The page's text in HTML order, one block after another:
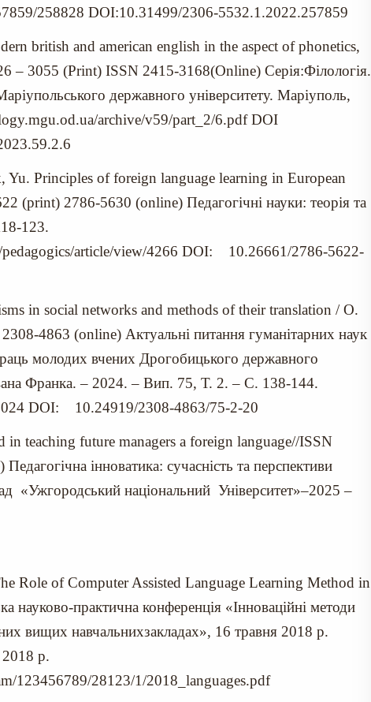
258828 DOI:10.31499/2306-5532.1.2022.257859
british and american english in the aspect of phonetics,
– 3055 (Print) ISSN 2415-3168(Online) Серія:Філологія.
державного університету. Маріуполь,
archive/v59/part_2/6.pdf DOI
Principles of foreign language learning in European
(рrint) 2786-5630 (оnline) Педагогічні науки: теорія та
123.
pedagogics/article/view/4266 DOI: 10.26661/2786-5622-
in social networks and methods of their translation / O.
4863 (оnline) Актуальні питання гуманітарних наук
молодих вчених Дрогобицького державного
Франка. – 2024. – Вип. 75, Т. 2. – С. 138-144.
DOI: 10.24919/2308-4863/75-2-20
teaching future managers a foreign language//ISSN
інноватика: сучасність та перспективи
«Ужгородський національний Університет»–2025 –
Role of Computer Assisted Language Learning Method in
науково-практична конференція «Інноваційні методи
вищих навчальнихзакладах», 16 травня 2018 р.
р.
123456789/28123/1/2018_languages.pdf